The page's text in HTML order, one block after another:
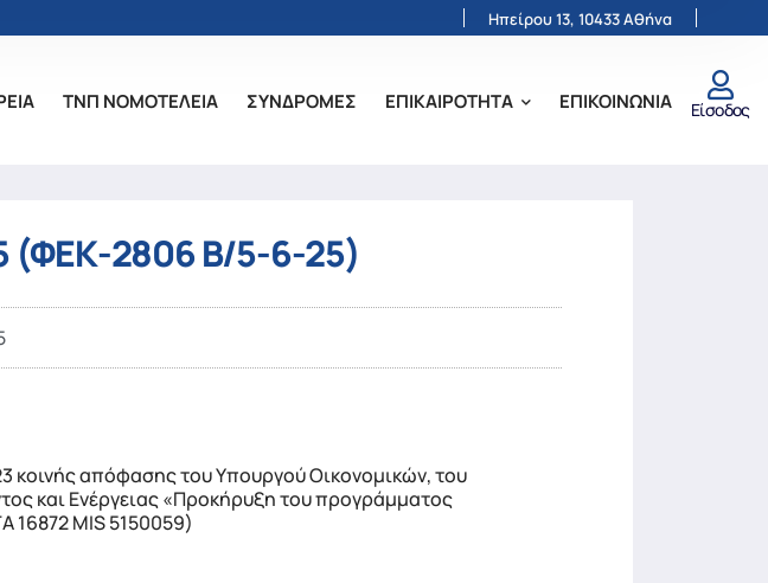
Ηπείρου 13, 10433 Αθήνα
ΤΝΠ ΝΟΜΟΤΕΛΕΙΑ ΣΥΝΔΡΟΜΕΣ ΕΠΙΚΑΙΡΟΤΗΤΑ ΕΠΙΚΟΙΝΩΝΙΑ Είσοδος
2806 Β/5-6-25)
απόφασης του Υπουργού Οικονομικών, του
και Ενέργειας «Προκήρυξη του προγράμματος
16872 MIS 5150059)